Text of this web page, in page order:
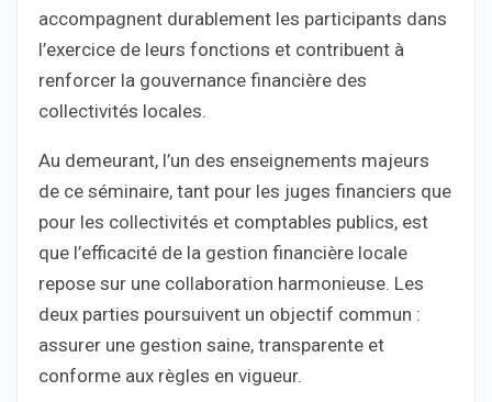
accompagnent durablement les participants dans
l’exercice de leurs fonctions et contribuent à
renforcer la gouvernance financière des
collectivités locales.
Au demeurant, l’un des enseignements majeurs
de ce séminaire, tant pour les juges financiers que
pour les collectivités et comptables publics, est
que l’efficacité de la gestion financière locale
repose sur une collaboration harmonieuse. Les
deux parties poursuivent un objectif commun :
assurer une gestion saine, transparente et
conforme aux règles en vigueur.